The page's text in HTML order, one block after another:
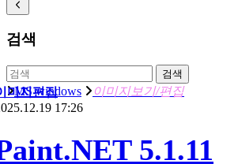
검색
검색
MS windows 이미지보기/편집
미지편집
17:26
5.1.11